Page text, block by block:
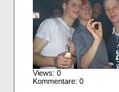
Views: 0
Kommentare: 0